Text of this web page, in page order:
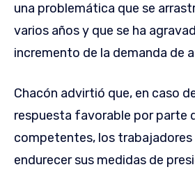
una problemática que se
varios años y que se ha
incremento de la demanda de
Chacón advirtió que, en caso
respuesta favorable por parte
competentes, los trabajadores
endurecer sus medidas de